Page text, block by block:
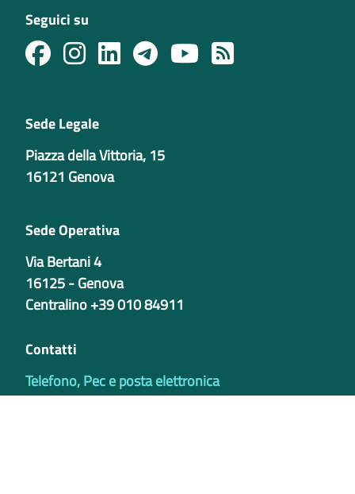
Seguici su
Sede Legale
Piazza della Vittoria, 15
16121 Genova
Sede Operativa
Via Bertani 4
16125 - Genova
Centralino +39 010 84911
Contatti
Telefono, Pec e posta elettronica